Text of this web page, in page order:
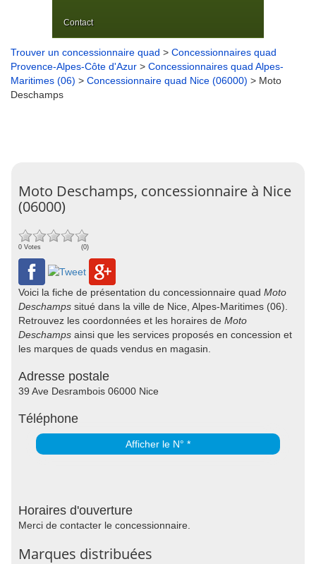
Contact
Trouver un concessionnaire quad > Concessionnaires quad
Provence-Alpes-Côte d'Azur > Concessionnaires quad Alpes-
Maritimes (06) > Concessionnaire quad Nice (06000) > Moto
Deschamps
Moto Deschamps, concessionnaire à Nice
(06000)
0 Votes (0)
Voici la fiche de présentation du concessionnaire quad Moto
Deschamps situé dans la ville de Nice, Alpes-Maritimes (06).
Retrouvez les coordonnées et les horaires de Moto
Deschamps ainsi que les services proposés en concession et
les marques de quads vendus en magasin.
Adresse postale
39 Ave Desrambois 06000 Nice
Téléphone
Afficher le N° *
Horaires d'ouverture
Merci de contacter le concessionnaire.
Marques distribuées